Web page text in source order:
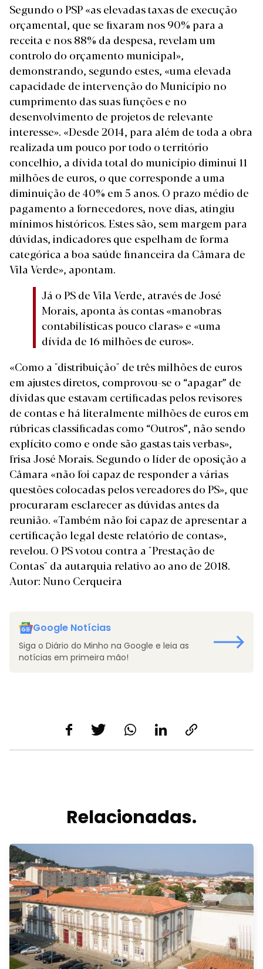
Segundo o PSP «as elevadas taxas de execução
orçamental, que se fixaram nos 90% para a
receita e nos 88% da despesa, revelam um
controlo do orçamento municipal»,
demonstrando, segundo estes, «uma elevada
capacidade de intervenção do Município no
cumprimento das suas funções e no
desenvolvimento de projetos de relevante
interesse». «Desde 2014, para além de toda a obra
realizada um pouco por todo o território
concelhio, a dívida total do município diminui 11
milhões de euros, o que corresponde a uma
diminuição de 40% em 5 anos. O prazo médio de
pagamento a fornecedores, nove dias, atingiu
mínimos históricos. Estes são, sem margem para
dúvidas, indicadores que espelham de forma
categórica a boa saúde financeira da Câmara de
Vila Verde», apontam.
Já o PS de Vila Verde, através de José
Morais, aponta às contas «manobras
contabilísticas pouco claras» e «uma
dívida de 16 milhões de euros».
«Como a "distribuição" de três milhões de euros
em ajustes diretos, comprovou-se o “apagar” de
dívidas que estavam certificadas pelos revisores
de contas e há literalmente milhões de euros em
rúbricas classificadas como “Outros”, não sendo
explícito como e onde são gastas tais verbas»,
frisa José Morais. Segundo o líder de oposição a
Câmara «não foi capaz de responder a várias
questões colocadas pelos vereadores do PS», que
procuraram esclarecer as dúvidas antes da
reunião. «Também não foi capaz de apresentar a
certificação legal deste relatório de contas»,
revelou. O PS votou contra a "Prestação de
Contas" da autarquia relativo ao ano de 2018.
Autor: Nuno Cerqueira
Google Notícias
Siga o Diário do Minho na Google e leia as
notícias em primeira mão!
Relacionadas.